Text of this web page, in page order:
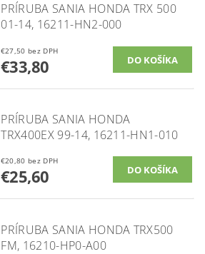
PRÍRUBA SANIA HONDA TRX 500
01-14, 16211-HN2-000
€27,50 bez DPH
€33,80
PRÍRUBA SANIA HONDA
TRX400EX 99-14, 16211-HN1-010
€20,80 bez DPH
€25,60
PRÍRUBA SANIA HONDA TRX500
FM, 16210-HP0-A00